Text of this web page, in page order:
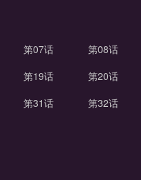
第07话 第08话
第19话 第20话
第31话 第32话